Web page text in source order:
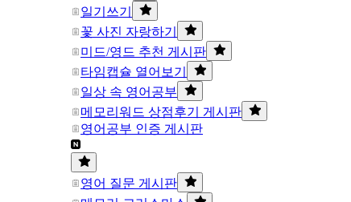
일기쓰기
꽃 사진 자랑하기
미드/영드 추천 게시판
타임캡슐 열어보기
일상 속 영어공부
메모리워드 상점후기 게시판
영어공부 인증 게시판
영어 질문 게시판